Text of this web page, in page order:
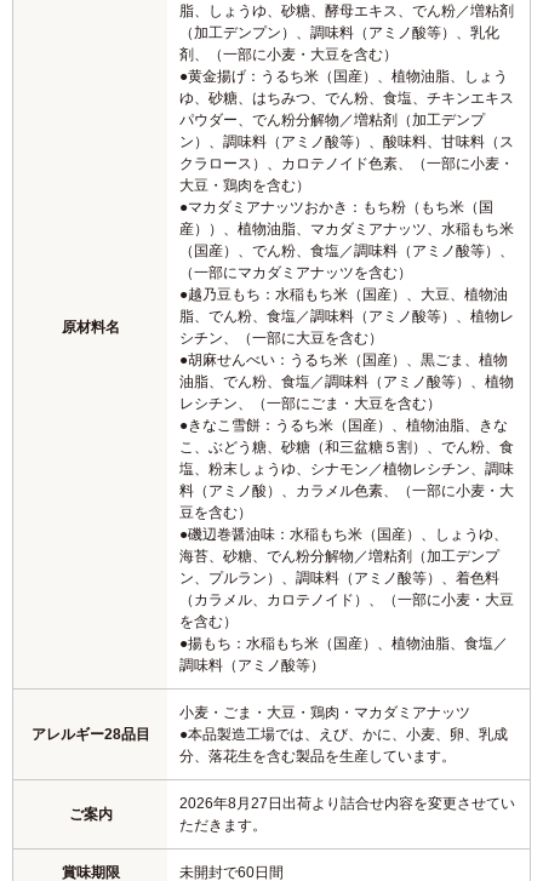
原材料名
脂、しょうゆ、砂糖、酵母エキス、でん粉／増粘剤
（加工デンプン）、調味料（アミノ酸等）、乳化
剤、（一部に小麦・大豆を含む）
●黄金揚げ：うるち米（国産）、植物油脂、しょう
ゆ、砂糖、はちみつ、でん粉、食塩、チキンエキス
パウダー、でん粉分解物／増粘剤（加工デンプ
ン）、調味料（アミノ酸等）、酸味料、甘味料（ス
クラロース）、カロテノイド色素、（一部に小麦・
大豆・鶏肉を含む）
●マカダミアナッツおかき：もち粉（もち米（国
産））、植物油脂、マカダミアナッツ、水稲もち米
（国産）、でん粉、食塩／調味料（アミノ酸等）、
（一部にマカダミアナッツを含む）
●越乃豆もち：水稲もち米（国産）、大豆、植物油
脂、でん粉、食塩／調味料（アミノ酸等）、植物レ
シチン、（一部に大豆を含む）
●胡麻せんべい：うるち米（国産）、黒ごま、植物
油脂、でん粉、食塩／調味料（アミノ酸等）、植物
レシチン、（一部にごま・大豆を含む）
●きなこ雪餅：うるち米（国産）、植物油脂、きな
こ、ぶどう糖、砂糖（和三盆糖５割）、でん粉、食
塩、粉末しょうゆ、シナモン／植物レシチン、調味
料（アミノ酸）、カラメル色素、（一部に小麦・大
豆を含む）
●磯辺巻醤油味：水稲もち米（国産）、しょうゆ、
海苔、砂糖、でん粉分解物／増粘剤（加工デンプ
ン、プルラン）、調味料（アミノ酸等）、着色料
（カラメル、カロテノイド）、（一部に小麦・大豆
を含む）
●揚もち：水稲もち米（国産）、植物油脂、食塩／
調味料（アミノ酸等）
アレルギー28品目
小麦・ごま・大豆・鶏肉・マカダミアナッツ
●本品製造工場では、えび、かに、小麦、卵、乳成
分、落花生を含む製品を生産しています。
ご案内
2026年8月27日出荷より詰合せ内容を変更させてい
ただきます。
賞味期限 未開封で60日間